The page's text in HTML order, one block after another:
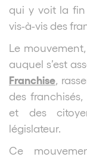
qui y voit la fin
vis-à-vis des
Le
auquel s’est
Franchise ,
des
et des
législateur.
Ce